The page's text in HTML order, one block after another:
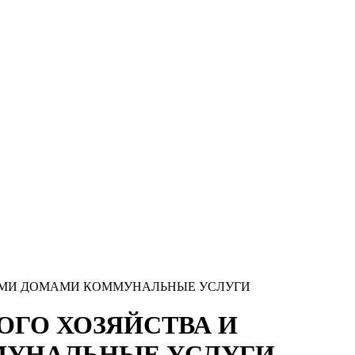
ДОМАМИ КОММУНАЛЬНЫЕ УСЛУГИ
ХОЗЯЙСТВА И